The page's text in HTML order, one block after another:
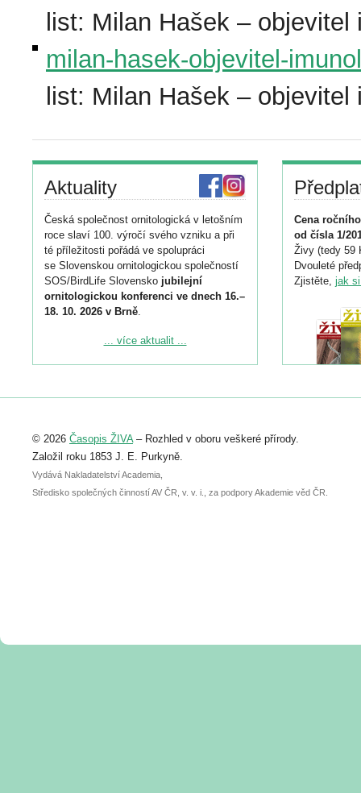
list: Milan Hašek –
milan-hasek-objevitel-
list: Milan Hašek –
Aktuality
Česká společnost ornitologická v letošním
roce slaví 100. výročí svého vzniku a při
té příležitosti pořádá ve spolupráci
se Slovenskou ornitologickou společností
SOS/BirdLife Slovensko jubilejní
ornitologickou konferenci ve dnech 16.–
18. 10. 2026 v Brně.
Podrobnější informace ke konferenci
Registrovat se můžete do 6. září.
abstraktu přihlášené přednášky nebo
posteru je už 30. června.
... více aktualit ...
Cena
od čísla 1/
Živy (tedy 59
Dvouleté
Zjistěte, jak
© 2026 Časopis ŽIVA– Rozhled v oboru veškeré přírody.
Založil roku 1853 J. E. Purkyně.
Vydává Nakladatelství Academia,
Středisko společných činností AV ČR, v. v. i., za podpory Akademie věd ČR.